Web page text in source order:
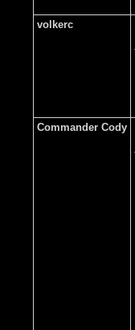
volkerc
Commander Cody